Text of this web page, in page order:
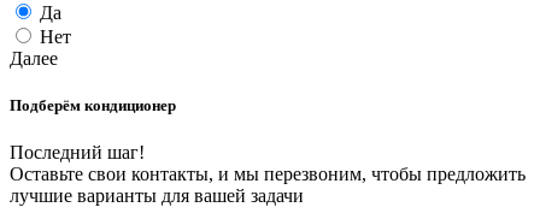
Да
Нет
Далее
Подберём кондиционер
Последний шаг!
Оставьте свои контакты, и мы перезвоним, чтобы предложить
лучшие варианты для вашей задачи